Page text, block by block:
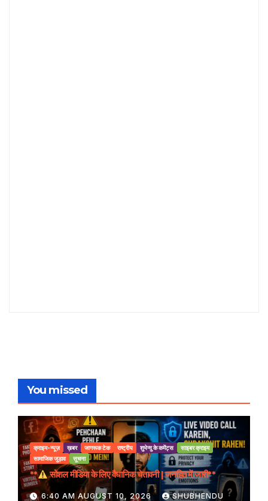
You missed
क्राइम-न्यूज़ ख़बर जागरूक टेक राष्ट्रीय शुभेन्दु के कमेंट्स
साइबर क्राइम
सामाजिक जुड़ाव
सूचना
** सोशल मीडिया के लिए वैधानिक चेतावनी | जनहित में जारी**
6:40 AM AUGUST 10, 2026 SHUBHENDU